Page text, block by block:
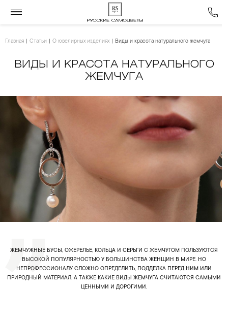
Главная Статьи О ювелирных изделиях Виды и красота натурального жемчуга
ВИДЫ И КРАСОТА НАТУРАЛЬНОГО
ЖЕМЧУГА
ЖЕМЧУЖНЫЕ БУСЫ, ОЖЕРЕЛЬЕ, КОЛЬЦА И СЕРЬГИ С ЖЕМЧУГОМ ПОЛЬЗУЮТСЯ
ВЫСОКОЙ ПОПУЛЯРНОСТЬЮ У БОЛЬШИНСТВА ЖЕНЩИН В МИРЕ. НО
НЕПРОФЕССИОНАЛУ СЛОЖНО ОПРЕДЕЛИТЬ, ПОДДЕЛКА ПЕРЕД НИМ ИЛИ
ПРИРОДНЫЙ МАТЕРИАЛ. А ТАКЖЕ КАКИЕ ВИДЫ ЖЕМЧУГА СЧИТАЮТСЯ САМЫМИ
ЦЕННЫМИ И ДОРОГИМИ.